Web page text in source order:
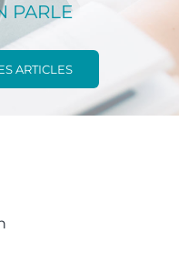
PARLE
ARTICLES